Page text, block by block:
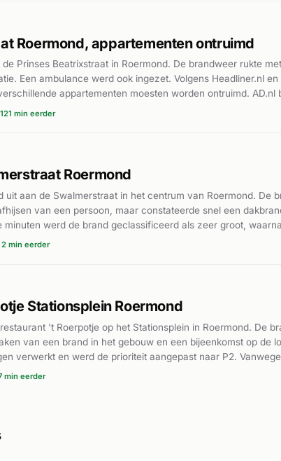
Roermond, appartementen ontruimd
Prinses Beatrixstraat in Roermond. De brandweer rukte
Een ambulance werd ook ingezet. Volgens Headliner.nl
appartementen moesten worden ontruimd. AD.nl
De brandweer had de situatie rond 13:51 uur onder
121 min eerder
Roermond
uit aan de Swalmerstraat in het centrum van Roermond. De
van een persoon, maar constateerde snel een
werd de brand geclassificeerd als zeer groot,
ook ambulances werden ingezet. Volgens nieuwsbronnen
verloor haar woning volledig.
2 min eerder
Stationsplein Roermond
't Roerpotje op het Stationsplein in Roermond. De
van een brand in het gebouw en een bijeenkomst op de
verwerkt en werd de prioriteit aangepast naar P2.
Minderbroederssingel opgestart. Volgens AD.nl was
min eerder